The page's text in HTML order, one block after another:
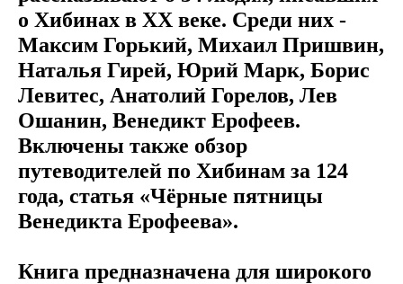
о Хибинах в XX веке. Среди них -
Максим Горький, Михаил Пришвин,
Наталья Гирей, Юрий Марк, Борис
Левитес, Анатолий Горелов, Лев
Ошанин, Венедикт Ерофеев.
Включены также обзор
путеводителей по Хибинам за 124
года, статья «Чёрные пятницы
Венедикта Ерофеева».
Книга предназначена для широкого